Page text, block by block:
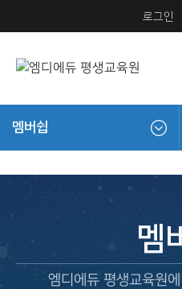
로그인
멤버쉽
멤
엠디에듀 평생교육원